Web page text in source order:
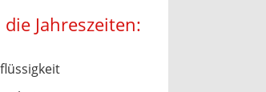
Jahreszeiten: